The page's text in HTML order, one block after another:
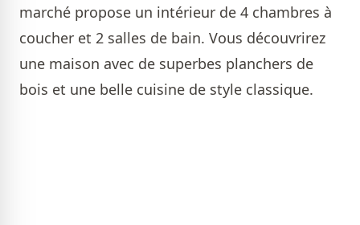
marché propose un intérieur de 4 chambres à
coucher et 2 salles de bain. Vous découvrirez
une maison avec de superbes planchers de
bois et une belle cuisine de style classique.